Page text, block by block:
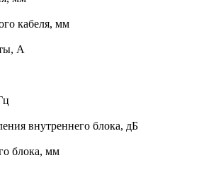
кабеля, мм
A
внутреннего блока, дБ
блока, мм